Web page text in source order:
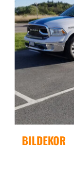
BILDEKOR